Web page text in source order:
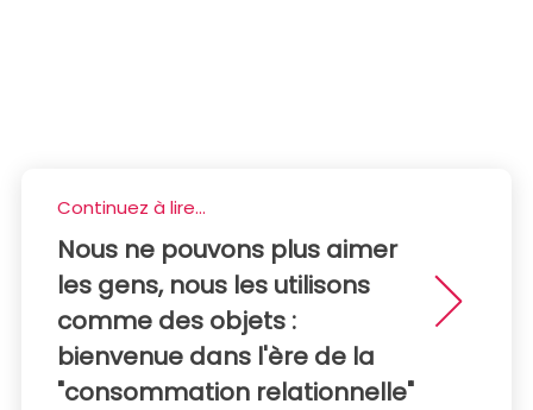
Continuez à lire...
Nous ne pouvons plus aimer
les gens, nous les utilisons
comme des objets :
bienvenue dans l'ère de la
"consommation relationnelle"